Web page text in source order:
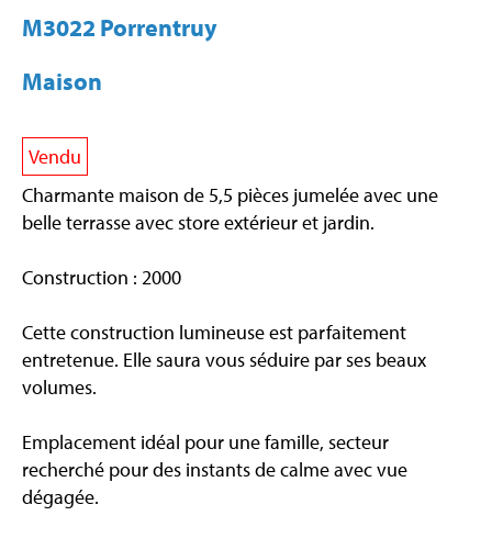
M3022 Porrentruy
Maison
Vendu
Charmante maison de 5,5 pièces jumelée avec une
belle terrasse avec store extérieur et jardin.
Construction : 2000
Cette construction lumineuse est parfaitement
entretenue. Elle saura vous séduire par ses beaux
volumes.
Emplacement idéal pour une famille, secteur
recherché pour des instants de calme avec vue
dégagée.